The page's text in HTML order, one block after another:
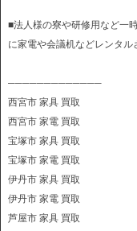
■法人様の寮や研修用など一
に家電や会議机などレンタル
─────────────
西宮市 家具 買取
西宮市 家電 買取
宝塚市 家具 買取
宝塚市 家電 買取
伊丹市 家具 買取
伊丹市 家電 買取
芦屋市 家具 買取